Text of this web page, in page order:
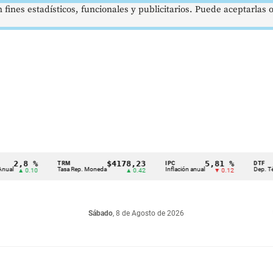
2,8 %
▲ 0.10 Tasa Rep. Moneda
$4178,23
▲ 0.42 Inflación anual
5,81 %
▼ 0.12 Dep.
Sábado, 8 de Agosto de 2026
estadísticos, funcionales y publicitarios. Puede aceptarlas